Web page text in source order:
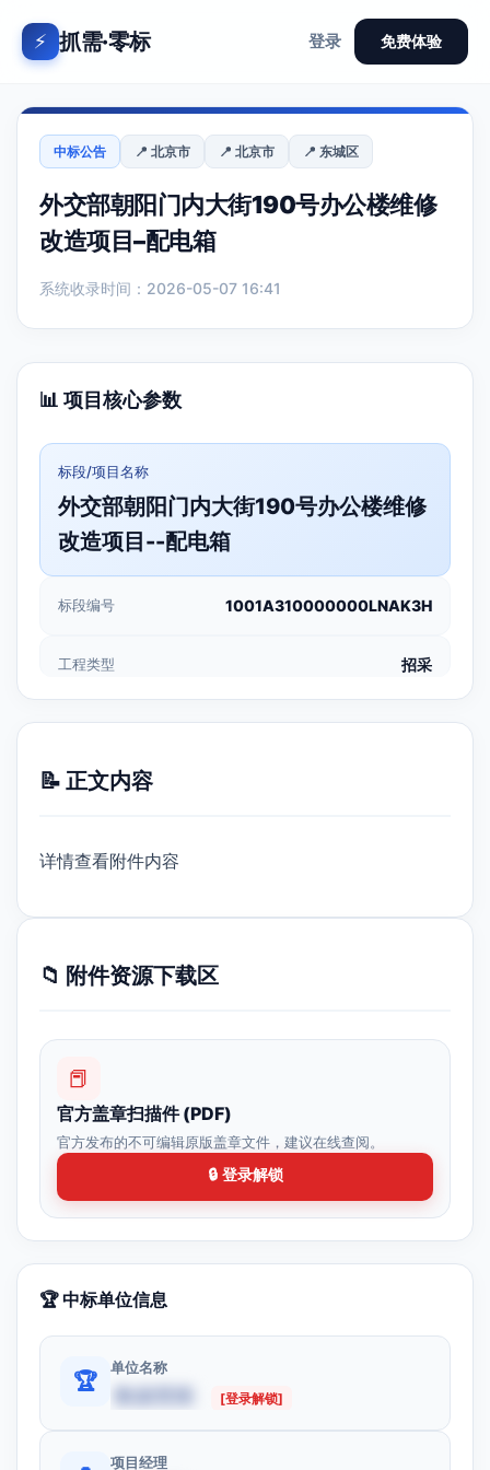
⚡ 抓需·零标 登录 免费体验
中标公告 📍 北京市 📍 北京市 📍 东城区
外交部朝阳门内大街190号办公楼维修
改造项目–配电箱
系统收录时间：2026-05-07 16:41
📊 项目核心参数
标段/项目名称
外交部朝阳门内大街190号办公楼维修
改造项目--配电箱
标段编号 1001A310000000LNAK3H
工程类型 招采
📝 正文内容
详情查看附件内容
📁 附件资源下载区
📕
官方盖章扫描件 (PDF)
官方发布的不可编辑原版盖章文件，建议在线查阅。
🔒 登录解锁
🏆 中标单位信息
🏆
单位名称
[登录解锁]
项目经理